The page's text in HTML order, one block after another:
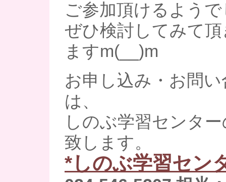
ご参加頂けるよう
ぜひ検討してみて
ますm(__)m
お申し込み・お問
は、
しのぶ学習センタ
致します。
*しのぶ学習セン